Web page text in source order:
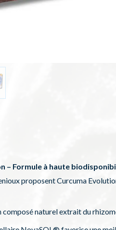
– Formule à haute
proposent Curcuma
composé naturel extrait du